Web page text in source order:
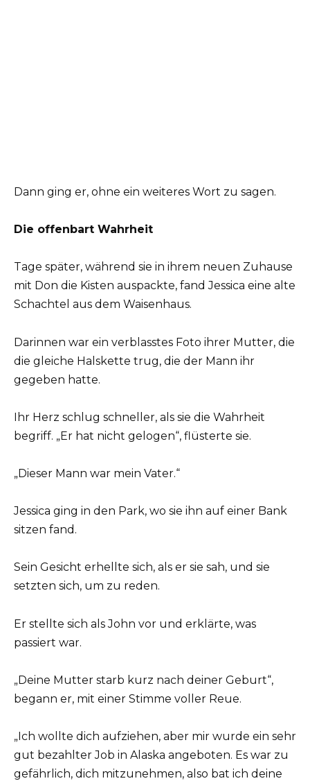
Dann ging er, ohne ein weiteres Wort zu sagen.
Die offenbart Wahrheit
Tage später, während sie in ihrem neuen Zuhause
mit Don die Kisten auspackte, fand Jessica eine alte
Schachtel aus dem Waisenhaus.
Darinnen war ein verblasstes Foto ihrer Mutter, die
die gleiche Halskette trug, die der Mann ihr
gegeben hatte.
Ihr Herz schlug schneller, als sie die Wahrheit
begriff. „Er hat nicht gelogen“, flüsterte sie.
„Dieser Mann war mein Vater.“
Jessica ging in den Park, wo sie ihn auf einer Bank
sitzen fand.
Sein Gesicht erhellte sich, als er sie sah, und sie
setzten sich, um zu reden.
Er stellte sich als John vor und erklärte, was
passiert war.
„Deine Mutter starb kurz nach deiner Geburt“,
begann er, mit einer Stimme voller Reue.
„Ich wollte dich aufziehen, aber mir wurde ein sehr
gut bezahlter Job in Alaska angeboten. Es war zu
gefährlich, dich mitzunehmen, also bat ich deine